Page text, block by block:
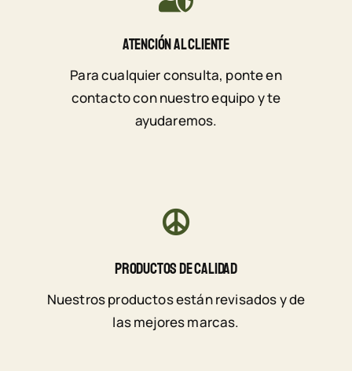
Atención Al Cliente
Para cualquier consulta, ponte en
contacto con nuestro equipo y te
ayudaremos.
Productos De Calidad
Nuestros productos están revisados y de
las mejores marcas.